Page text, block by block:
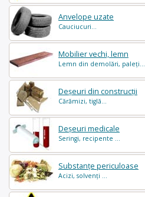
Anvelope uzate
Cauciucuri...
Mobilier vechi, lemn
Lemn din demolări, paleți...
Deșeuri din construcții
Cărămizi, tiglă...
Deșeuri medicale
Seringi, recipente ...
Substanțe periculoase
Acizi, solvenți ...